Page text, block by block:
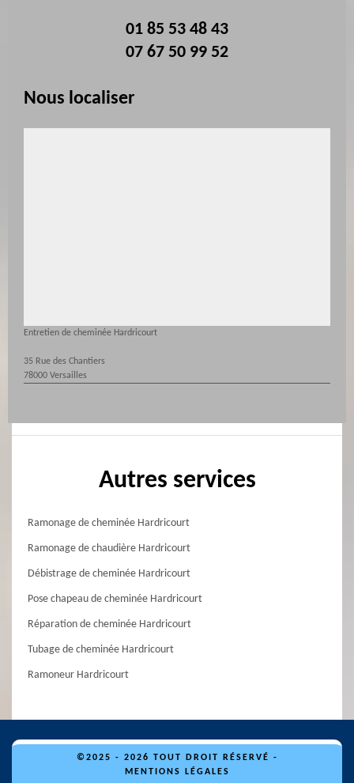
01 85 53 48 43
07 67 50 99 52
Nous localiser
Entretien de cheminée Hardricourt
35 Rue des Chantiers
78000 Versailles
Autres services
Ramonage de cheminée Hardricourt
Ramonage de chaudière Hardricourt
Débistrage de cheminée Hardricourt
Pose chapeau de cheminée Hardricourt
Réparation de cheminée Hardricourt
Tubage de cheminée Hardricourt
Ramoneur Hardricourt
©2025 - 2026 TOUT DROIT RÉSERVÉ -
MENTIONS LÉGALES